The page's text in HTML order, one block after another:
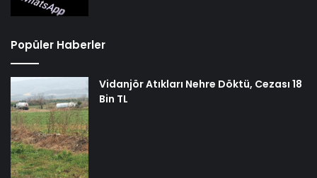
Popüler Haberler
Vidanjör Atıkları Nehre Döktü, Cezası 18
Bin TL